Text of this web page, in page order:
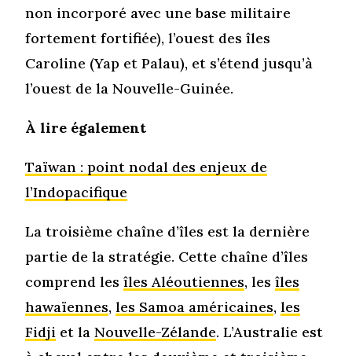
non incorporé avec une base militaire
fortement fortifiée), l’ouest des îles
Caroline (Yap et Palau), et s’étend jusqu’à
l’ouest de la Nouvelle-Guinée.
À lire également
Taïwan : point nodal des enjeux de
l’Indopacifique
La troisième chaîne d’îles est la dernière
partie de la stratégie. Cette chaîne d’îles
comprend lesîles Aléoutiennes, lesîles
hawaïennes,les Samoa américaines,les
Fidji et laNouvelle-Zélande. L’Australie est